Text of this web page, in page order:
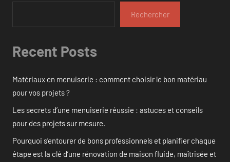
Rechercher
Recent Posts
Matériaux en menuiserie : comment choisir le bon matériau
pour vos projets ?
Les secrets d’une menuiserie réussie : astuces et conseils
pour des projets sur mesure.
Pourquoi s’entourer de bons professionnels et planifier chaque
étape est la clé d’une rénovation de maison fluide, maîtrisée et